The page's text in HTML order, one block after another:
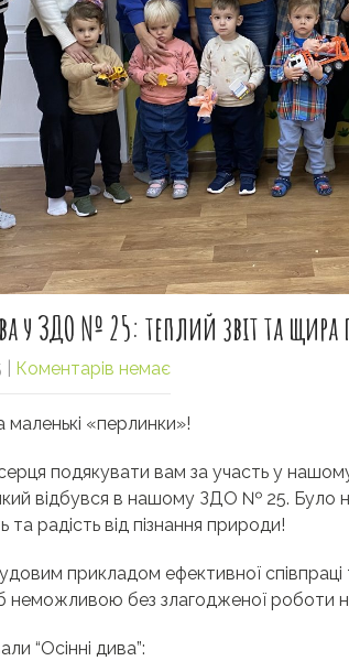
у ЗДО № 25: теплий звіт та щира
Коментарів немає
маленькі «перлинки»!
подякувати вам за участь у
відбувся в нашому ЗДО № 25. Було
та радість від пізнання природи!
прикладом ефективної
б неможливою без злагодженої роботи
“Осінні дива”: